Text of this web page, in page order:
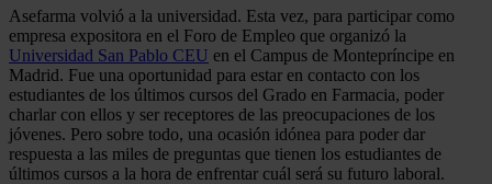
Asefarma volvió a la universidad. Esta vez, para participar como
empresa expositora en el Foro de Empleo que organizó la
Universidad San Pablo CEU en el Campus de Montepríncipe en
Madrid. Fue una oportunidad para estar en contacto con los
estudiantes de los últimos cursos del Grado en Farmacia, poder
charlar con ellos y ser receptores de las preocupaciones de los
jóvenes. Pero sobre todo, una ocasión idónea para poder dar
respuesta a las miles de preguntas que tienen los estudiantes de
últimos cursos a la hora de enfrentar cuál será su futuro laboral.